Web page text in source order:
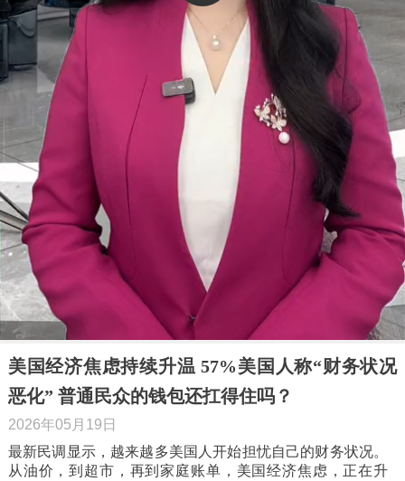
美国经济焦虑持续升温 57%美国人称“财务状况
恶化” 普通民众的钱包还扛得住吗？
2026年05月19日
最新民调显示，越来越多美国人开始担忧自己的财务状况。
从油价，到超市，再到家庭账单，美国经济焦虑，正在升